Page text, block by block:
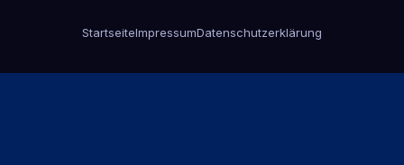
StartseiteImpressumDatenschutzerklärung